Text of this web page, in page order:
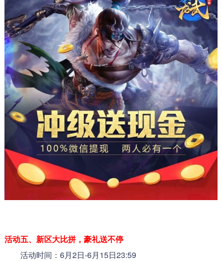
活动五、 新区大比拼，豪礼送不停
活动时间：6月2日-6月15日23:59